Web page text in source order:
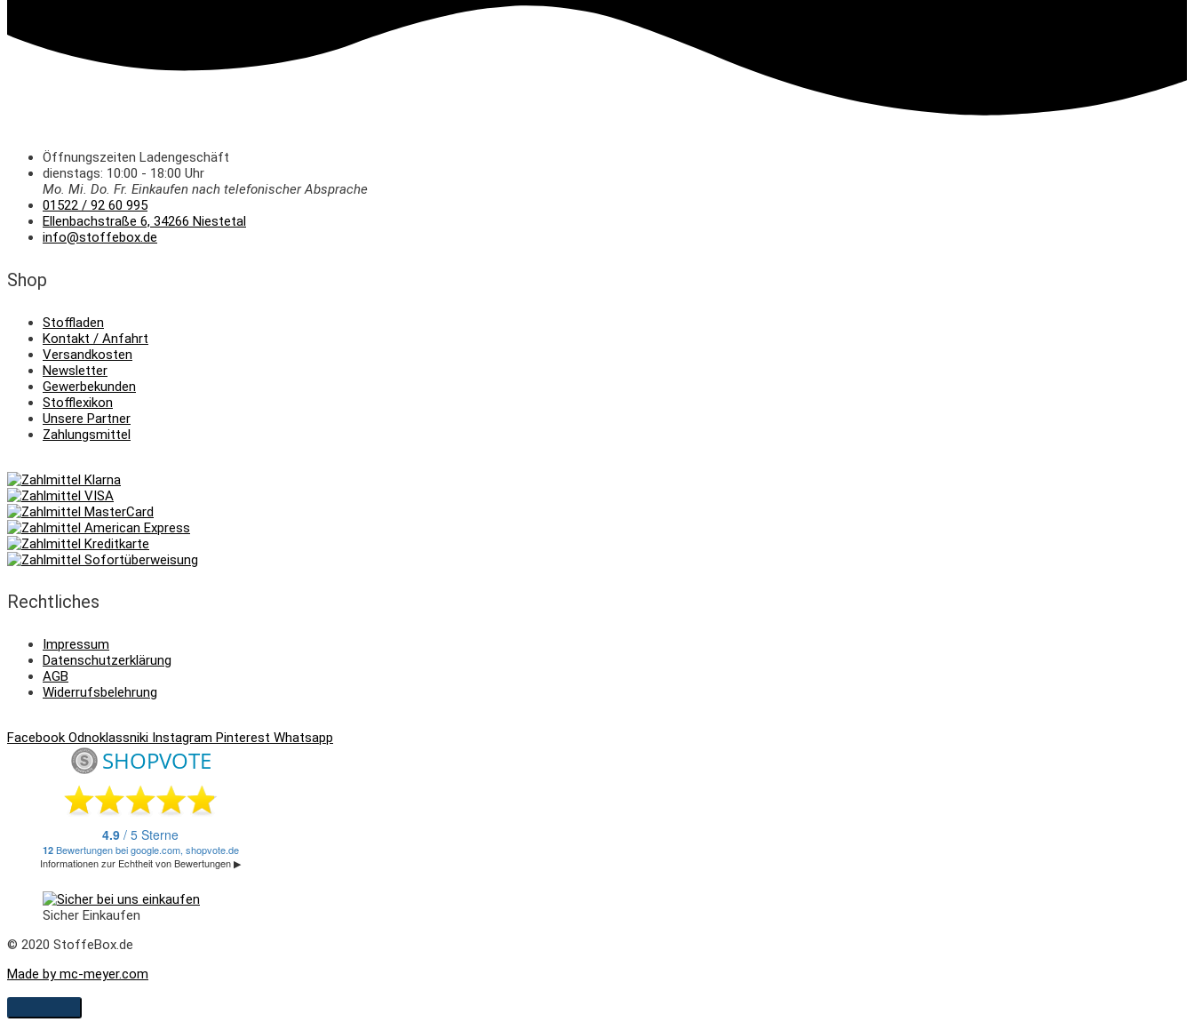
Öffnungszeiten Ladengeschäft
dienstags: 10:00 - 18:00 Uhr
Mo. Mi. Do. Fr. Einkaufen nach telefonischer Absprache
01522 / 92 60 995
Ellenbachstraße 6, 34266 Niestetal
info@stoffebox.de
Shop
Stoffladen
Kontakt / Anfahrt
Versandkosten
Newsletter
Gewerbekunden
Stofflexikon
Unsere Partner
Zahlungsmittel
Rechtliches
Impressum
Datenschutzerklärung
AGB
Widerrufsbelehrung
Facebook Odnoklassniki Instagram Pinterest Whatsapp
Sicher Einkaufen
© 2020 StoffeBox.de
Made by mc-meyer.com